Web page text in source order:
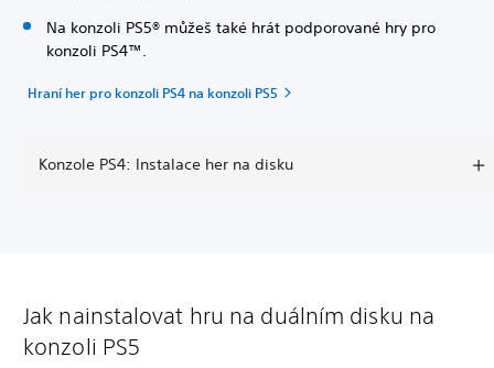
Na konzoli PS5® můžeš také hrát podporované hry pro
konzoli PS4™.
Hraní her pro konzoli PS4 na konzoli PS5
Konzole PS4: Instalace her na disku
Jak nainstalovat hru na duálním disku na
konzoli PS5